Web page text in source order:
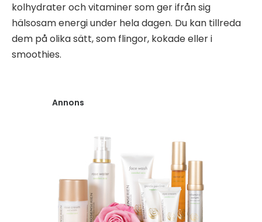
kolhydrater och vitaminer som ger ifrån sig
hälsosam energi under hela dagen. Du kan tillreda
dem på olika sätt, som flingor, kokade eller i
smoothies.
Annons